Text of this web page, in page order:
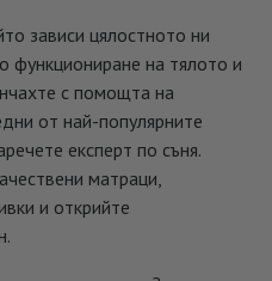
зависи цялостното ни
функциониране на тялото и
с помощта на
от най-популярните
експерт по съня.
матраци,
и открийте